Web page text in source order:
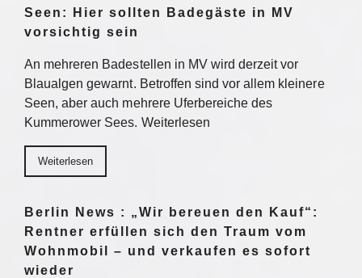
Seen: Hier sollten Badegäste in MV
vorsichtig sein
An mehreren Badestellen in MV wird derzeit vor
Blaualgen gewarnt. Betroffen sind vor allem kleinere
Seen, aber auch mehrere Uferbereiche des
Kummerower Sees. Weiterlesen
Weiterlesen
Berlin News : „Wir bereuen den Kauf“:
Rentner erfüllen sich den Traum vom
Wohnmobil – und verkaufen es sofort
wieder